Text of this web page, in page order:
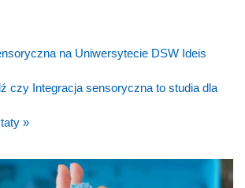
na Uniwersytecie DSW Ideis
czy Integracja sensoryczna to studia dla
»